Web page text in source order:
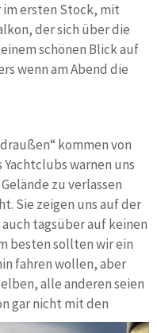
ersten Stock, mit
der sich über die
schönen Blick auf
wenn am Abend die
kommen von
warnen uns
zu verlassen
Sie zeigen uns auf der
tagsüber auf keinen
besten sollten wir ein
fahren wollen, aber
alle anderen seien
gar nicht mit den